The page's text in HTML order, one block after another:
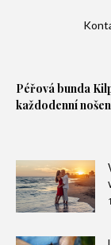
Péřová bunda
každodenní